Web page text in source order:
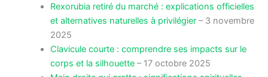
Rexorubia retiré du marché : explications officielles
et alternatives naturelles à privilégier– 3 novembre
2025
Clavicule courte : comprendre ses impacts sur le
corps et la silhouette– 17 octobre 2025